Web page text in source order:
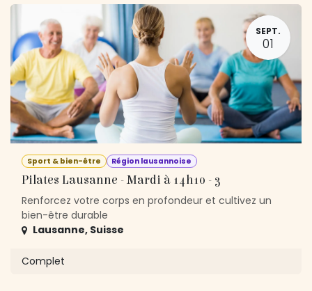
SEPT.
01
Sport & bien-être Région lausannoise
Pilates Lausanne - Mardi à 14h10 - 3
Renforcez votre corps en profondeur et cultivez un
bien-être durable
Lausanne, Suisse
Complet